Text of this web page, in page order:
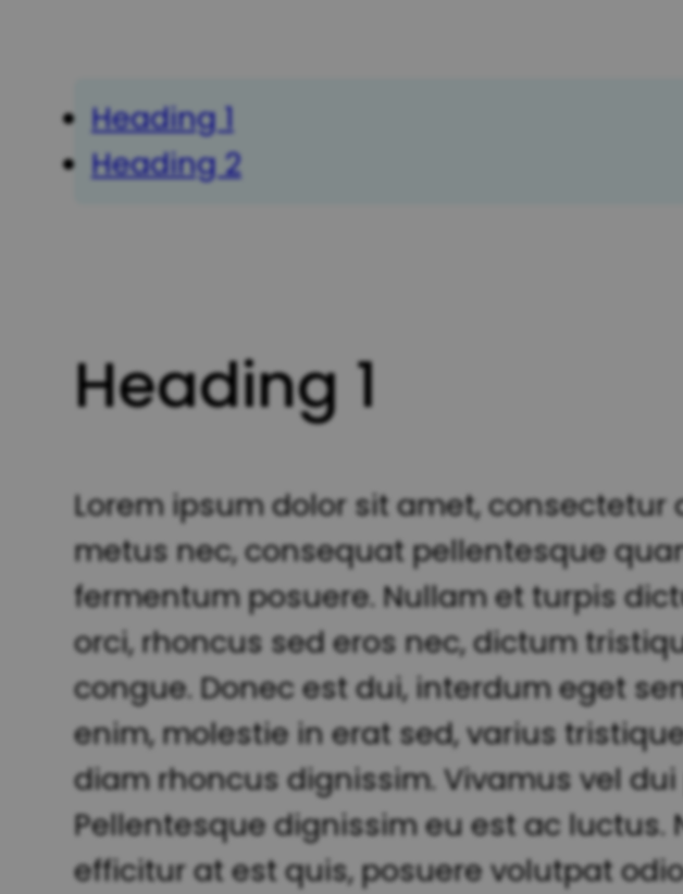
Heading 1
Heading 2
Heading 1
Lorem ipsum dolor sit amet,
metus nec, consequat pellentesque
fermentum posuere. Nullam et turpis
orci, rhoncus sed eros nec, dictum
congue. Donec est dui, interdum eget
enim, molestie in erat sed, varius
diam rhoncus dignissim. Vivamus vel
Pellentesque dignissim eu est ac
efficitur at est quis, posuere volutpat